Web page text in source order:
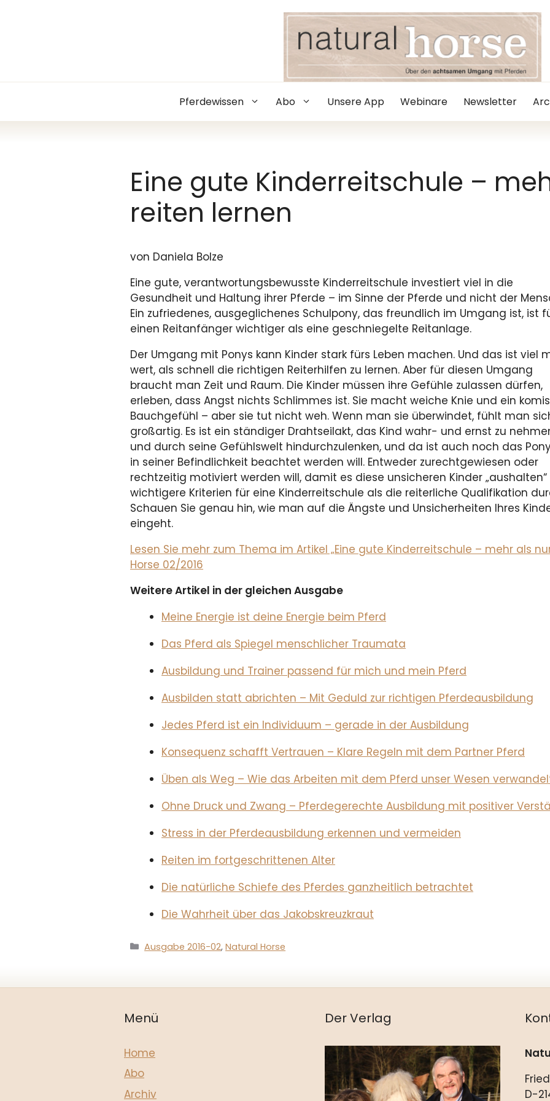
Pferdewissen Abo Unsere App Webinare Newsletter
Eine gute Kinderreitschule –
reiten lernen
von Daniela Bolze
Eine gute, verantwortungsbewusste Kinderreitschule investiert viel in die
Gesundheit und Haltung ihrer Pferde – im Sinne der Pferde und nicht der
Ein zufriedenes, ausgeglichenes Schulpony, das freundlich im Umgang ist, ist
einen Reitanfänger wichtiger als eine geschniegelte Reitanlage.
Der Umgang mit Ponys kann Kinder stark fürs Leben machen. Und das ist viel
wert, als schnell die richtigen Reiterhilfen zu lernen. Aber für diesen Umgang
braucht man Zeit und Raum. Die Kinder müssen ihre Gefühle zulassen dürfen,
erleben, dass Angst nichts Schlimmes ist. Sie macht weiche Knie und ein
Bauchgefühl – aber sie tut nicht weh. Wenn man sie überwindet, fühlt man
großartig. Es ist ein ständiger Drahtseilakt, das Kind wahr- und ernst zu
und durch seine Gefühlswelt hindurchzulenken, und da ist auch noch das
in seiner Befindlichkeit beachtet werden will. Entweder zurechtgewiesen oder
rechtzeitig motiviert werden will, damit es diese unsicheren Kinder
wichtigere Kriterien für eine Kinderreitschule als die reiterliche Qualifikation
Schauen Sie genau hin, wie man auf die Ängste und Unsicherheiten Ihres
eingeht.
Lesen Sie mehr zum Thema im Artikel „Eine gute Kinderreitschule – mehr als
Horse 02/2016
Weitere Artikel in der gleichen Ausgabe
Meine Energie ist deine Energie beim Pferd
Das Pferd als Spiegel menschlicher Traumata
Ausbildung und Trainer passend für mich und mein Pferd
Ausbilden statt abrichten – Mit Geduld zur richtigen Pferdeausbildung
Jedes Pferd ist ein Individuum – gerade in der Ausbildung
Konsequenz schafft Vertrauen – Klare Regeln mit dem Partner Pferd
Üben als Weg – Wie das Arbeiten mit dem Pferd unser Wesen
Ohne Druck und Zwang – Pferdegerechte Ausbildung mit positiver
Stress in der Pferdeausbildung erkennen und vermeiden
Reiten im fortgeschrittenen Alter
Die natürliche Schiefe des Pferdes ganzheitlich betrachtet
Die Wahrheit über das Jakobskreuzkraut
Kategorien
Ausgabe 2016-02,Natural Horse
Menü
Home
Abo
Archiv
Der Verlag
D-